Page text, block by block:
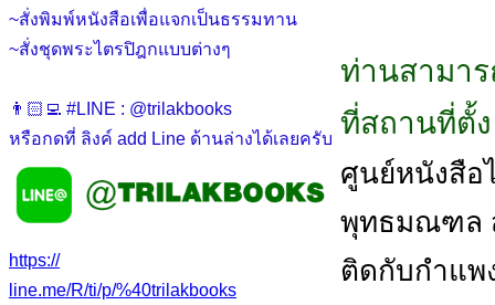
~สั่งพิมพ์หนังสือเพื่อแจกเป็นธรรมทาน
~สั่งชุดพระไตรปิฎกแบบต่างๆ
👨🏻‍💻 #LINE : @trilakbooks
หรือกดที่ ลิงค์ add Line ด้านล่างได้เลยครับ
https://
line.me/R/ti/p/%40trilakbooks
ท่านสามา
ที่สถานที่ตั้
ศูนย์หนังสือ
พุทธมณฑล
ติดกับกำแ